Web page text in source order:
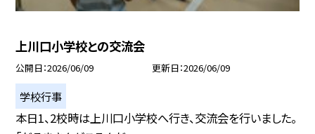
上川口小学校との交流会
公開日 2026/06/09 更新日 2026/06/09
学校行事
本日1、2校時は上川口小学校へ行き、交流会を行いました。